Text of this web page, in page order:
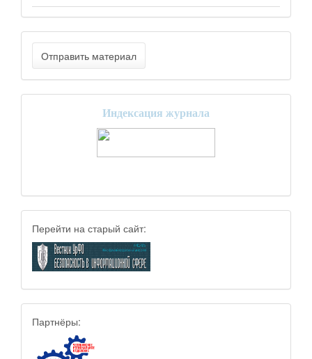
Отправить материал
Индексация журнала
Перейти на старый сайт:
Партнёры: